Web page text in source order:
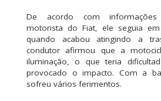
De acordo com informações
motorista do Fiat, ele seguia
quando acabou atingindo a
condutor afirmou que a
iluminação, o que teria
provocado o impacto. Com a
sofreu vários ferimentos.